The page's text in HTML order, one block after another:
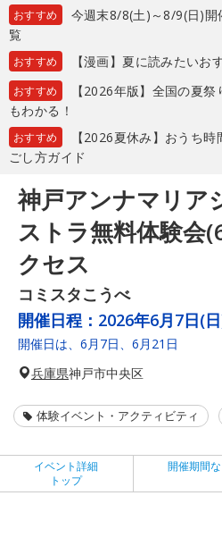
おすすめ
今週末8/8(土)～8/9(日)開
覧
おすすめ 【漫画】夏に読みたいお
おすすめ
【2026年版】全国の夏
もわかる！
おすすめ
【2026夏休み】おうち
ごし方ガイド
神戸アンナマリア
ストラ無料体験会
クセス
コミスタこうべ
開催日程： 2026年6月7日(
開催日は、6月7日、6月21日
兵庫県神戸市中央区
体験イベント・アクティビティ
イベント詳細
トップ
開催期間